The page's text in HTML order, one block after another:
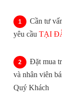
Cần tư
yêu cầu TẠI
Đặt mua
và nhân viên
Quý Khách